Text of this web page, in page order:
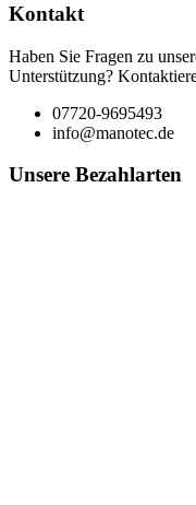
Kontakt
Haben Sie Fragen zu
Unterstützung?
07720-9695493
info@manotec.de
Unsere Bezahlarten